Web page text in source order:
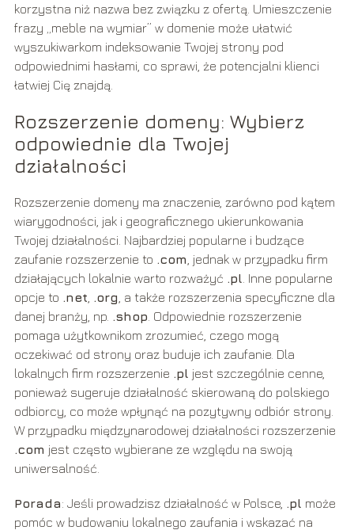
korzystna niż nazwa bez związku z ofertą. Umieszczenie
frazy „meble na wymiar” w domenie może ułatwić
wyszukiwarkom indeksowanie Twojej strony pod
odpowiednimi hasłami, co sprawi, że potencjalni klienci
łatwiej Cię znajdą.
Rozszerzenie domeny: Wybierz
odpowiednie dla Twojej
działalności
Rozszerzenie domeny ma znaczenie, zarówno pod kątem
wiarygodności, jak i geograficznego ukierunkowania
Twojej działalności. Najbardziej popularne i budzące
zaufanie rozszerzenie to .com , jednak w przypadku firm
działających lokalnie warto rozważyć .pl . Inne popularne
opcje to .net .org , a także rozszerzenia specyficzne dla
danej branży, np. .shop . Odpowiednie rozszerzenie
pomaga użytkownikom zrozumieć, czego mogą
oczekiwać od strony oraz buduje ich zaufanie. Dla
lokalnych firm rozszerzenie .pl jest szczególnie cenne,
ponieważ sugeruje działalność skierowaną do polskiego
odbiorcy, co może wpłynąć na pozytywny odbiór strony.
W przypadku międzynarodowej działalności rozszerzenie
.com jest często wybierane ze względu na swoją
uniwersalność.
Porada: Jeśli prowadzisz działalność w Polsce, .pl może
pomóc w budowaniu lokalnego zaufania i wskazać na